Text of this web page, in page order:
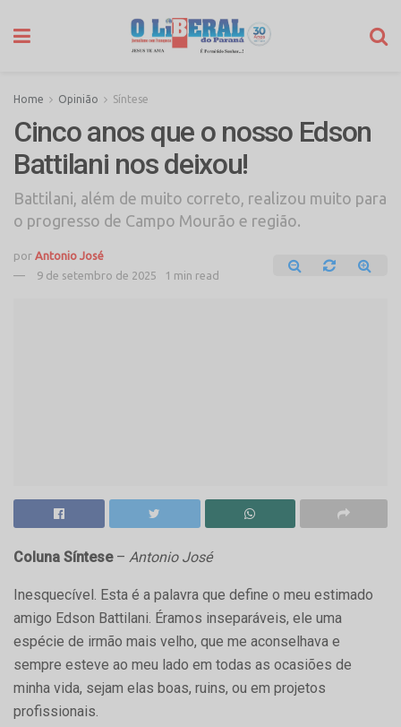
Home Opinião Síntese
Cinco anos que o nosso Edson
Battilani nos deixou!
Battilani, além de muito correto, realizou muito para
o progresso de Campo Mourão e região.
por Antonio José
9 de setembro de 2025
1 min read
Coluna Síntese– Antonio José
Inesquecível. Esta é a palavra que define o meu estimado
amigo Edson Battilani. Éramos inseparáveis, ele uma
espécie de irmão mais velho, que me aconselhava e
sempre esteve ao meu lado em todas as ocasiões de
minha vida, sejam elas boas, ruins, ou em projetos
profissionais.